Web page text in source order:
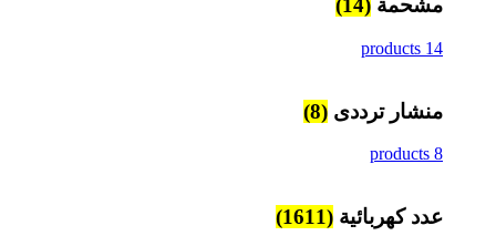
مشحمة (14)
14 products
منشار ترددى (8)
8 products
عدد كهربائية (1611)